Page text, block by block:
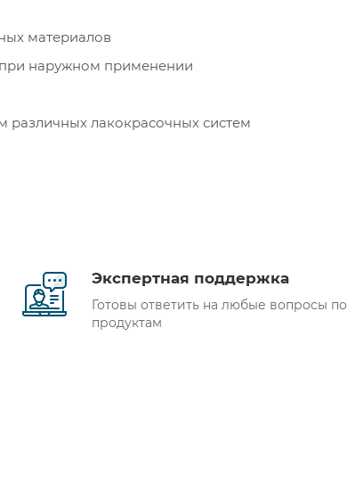
материалов
наружном применении
лакокрасочных систем
Экспертная поддержка
Готовы ответить на любые вопросы по
продуктам